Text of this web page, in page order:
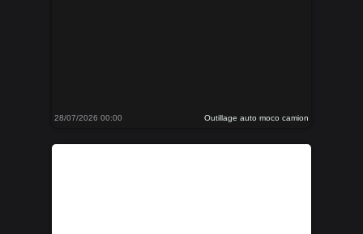
28/07/2026 00:00 Outillage auto moco camion